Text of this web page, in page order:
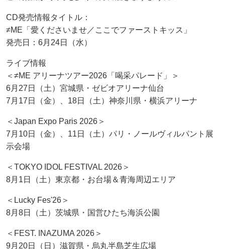
CD発売情報タイトル：
≠ME「愛くださいませ／ここでファーストキッス」
発売日：6月24日（水）
ライブ情報
＜≠ME アリーナツアー2026「喝采パレード」＞
6月27日（土）宮城県・ゼビオアリーナ仙台
7月17日（金）、18日（土）神奈川県・横浜アリーナ
＜Japan Expo Paris 2026＞
7月10日（金）、11日（土）パリ・ノールヴィルパント展
示会場
＜TOKYO IDOL FESTIVAL 2026＞
8月1日（土）東京都・お台場＆青海周辺エリア
＜Lucky Fes'26＞
8月8日（土）茨城県・国営ひたち海浜公園
＜FEST. INAZUMA 2026＞
9月20日（日）滋賀県・烏丸半島芝生広場